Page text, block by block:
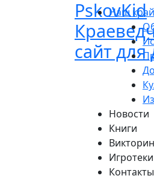
PskovKid
сайт для
Наш край
Новости
Книги
Игротеки
Контакты